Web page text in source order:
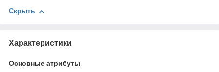
Скрыть
Характеристики
Основные атрибуты